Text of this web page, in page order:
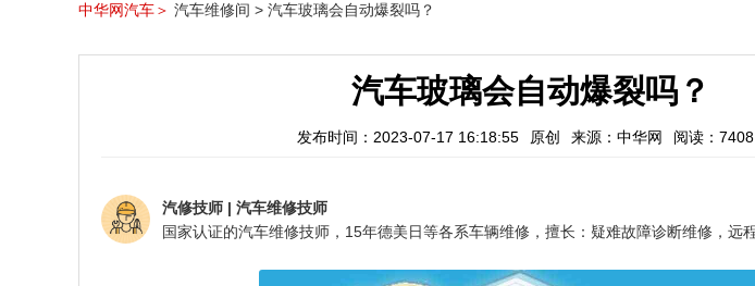
中华网汽车＞ 汽车维修间 > 汽车玻璃会自动爆裂吗？
汽车玻璃会自动爆裂吗？
发布时间：2023-07-17 16:18:55 原创 来源：中华网 阅读：7408
汽修技师 | 汽车维修技师